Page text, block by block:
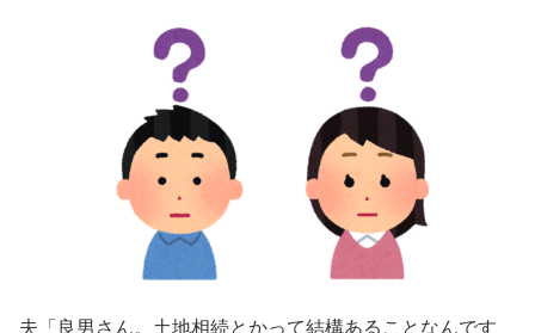
夫「良男さん。土地相続とかって結構あることなんです